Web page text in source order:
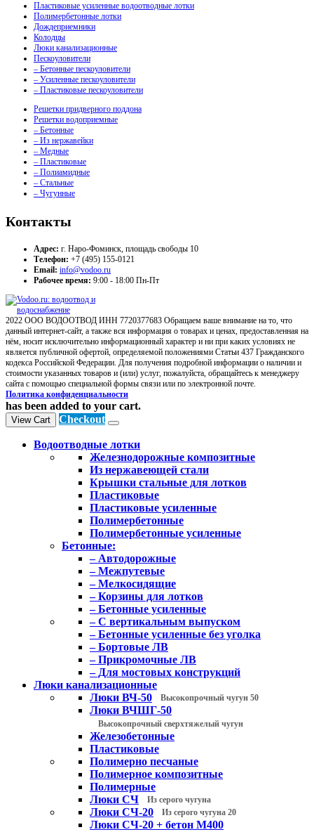
Пластиковые усиленные водоотводные лотки
Полимербетонные лотки
Дождеприемники
Колодцы
Люки канализационные
Пескоуловители
– Бетонные пескоуловители
– Усиленные пескоуловители
– Пластиковые пескоуловители
Решетки придверного поддона
Решетки водоприемные
– Бетонные
– Из нержавейки
– Медные
– Пластиковые
– Полиамидные
– Стальные
– Чугунные
Контакты
Адрес: г. Наро-Фоминск, площадь свободы 10
Телефон: +7 (495) 155-0121
Email: info@vodoo.ru
Рабочее время: 9:00 - 18:00 Пн-Пт
2022 ООО ВОДООТВОД ИНН 7720377683 Обращаем ваше внимание на то, что
данный интернет-сайт, а также вся информация о товарах и ценах, предоставленная на
нём, носит исключительно информационный характер и ни при каких условиях не
является публичной офертой, определяемой положениями Статьи 437 Гражданского
кодекса Российской Федерации. Для получения подробной информации о наличии и
стоимости указанных товаров и (или) услуг, пожалуйста, обращайтесь к менеджеру
сайта с помощью специальной формы связи или по электронной почте.
Политика конфиденциальности
has been added to your cart.
View Cart Checkout
Водоотводные лотки
Железнодорожные композитные
Из нержавеющей стали
Крышки стальные для лотков
Пластиковые
Пластиковые усиленные
Полимербетонные
Полимербетонные усиленные
Бетонные:
– Автодорожные
– Межпутевые
– Мелкосидящие
– Корзины для лотков
– Бетонные усиленные
– С вертикальным выпуском
– Бетонные усиленные без уголка
– Бортовые ЛВ
– Прикромочные ЛВ
– Для мостовых конструкций
Люки канализационные
Люки ВЧ-50
Высокопрочный чугун 50
Люки ВЧШГ-50
Высокопрочный сверхтяжелый чугун
Железобетонные
Пластиковые
Полимерно песчаные
Полимерное композитные
Полимерные
Люки СЧ
Из серого чугуна
Люки СЧ-20 Из серого чугуна 20
Люки СЧ-20 + бетон М400